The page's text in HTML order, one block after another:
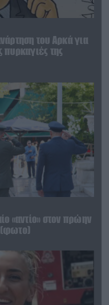
του Αρκά για
της
«αντίο» στον πρώην
(φωτο)